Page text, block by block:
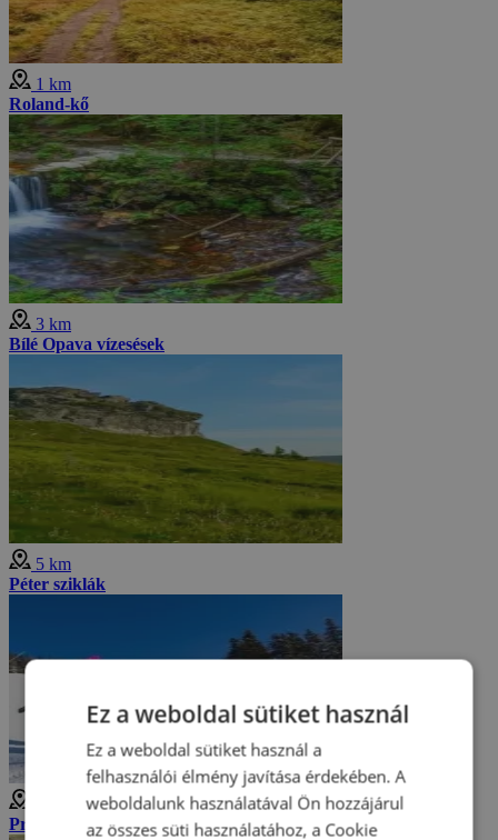
1 km
Roland-kő
3 km
Bílé Opava vízesések
5 km
Péter sziklák
Praděd Síközpont
Ez a weboldal sütiket használ
Ez a weboldal sütiket használ a
felhasználói élmény javítása érdekében. A
weboldalunk használatával Ön hozzájárul
az összes süti használatához, a Cookie